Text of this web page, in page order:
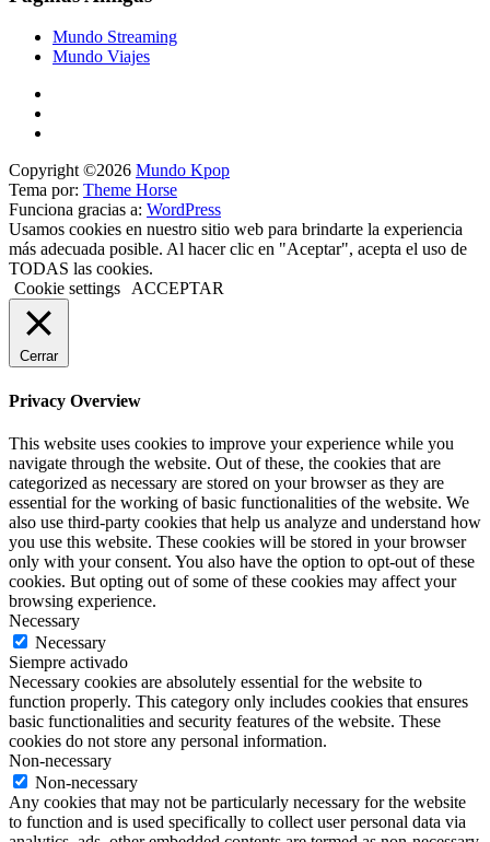
Mundo Streaming
Mundo Viajes
Copyright ©2026 Mundo Kpop
Tema por: Theme Horse
Funciona gracias a: WordPress
Usamos cookies en nuestro sitio web para brindarte la experiencia
más adecuada posible. Al hacer clic en "Aceptar", acepta el uso de
TODAS las cookies.
Cookie settings
ACCEPTAR
Cerrar
Privacy Overview
This website uses cookies to improve your experience while you
navigate through the website. Out of these, the cookies that are
categorized as necessary are stored on your browser as they are
essential for the working of basic functionalities of the website. We
also use third-party cookies that help us analyze and understand how
you use this website. These cookies will be stored in your browser
only with your consent. You also have the option to opt-out of these
cookies. But opting out of some of these cookies may affect your
browsing experience.
Necessary
Necessary
Siempre activado
Necessary cookies are absolutely essential for the website to
function properly. This category only includes cookies that ensures
basic functionalities and security features of the website. These
cookies do not store any personal information.
Non-necessary
Non-necessary
Any cookies that may not be particularly necessary for the website
to function and is used specifically to collect user personal data via